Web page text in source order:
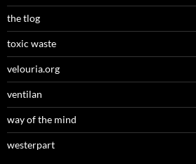
the tlog
toxic waste
velouria.org
ventilan
way of the mind
westerpart